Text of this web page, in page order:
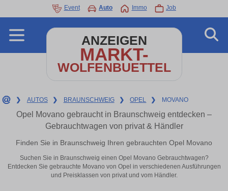
Event Auto Immo Job
ANZEIGEN
MARKT-
WOLFENBUETTEL
❯ AUTOS ❯ BRAUNSCHWEIG ❯ OPEL ❯ MOVANO
Opel Movano gebraucht in Braunschweig entdecken –
Gebrauchtwagen von privat & Händler
Finden Sie in Braunschweig Ihren gebrauchten Opel Movano
Suchen Sie in Braunschweig einen Opel Movano Gebrauchtwagen?
Entdecken Sie gebrauchte Movano von Opel in verschiedenen Ausführungen
und Preisklassen von privat und vom Händler.